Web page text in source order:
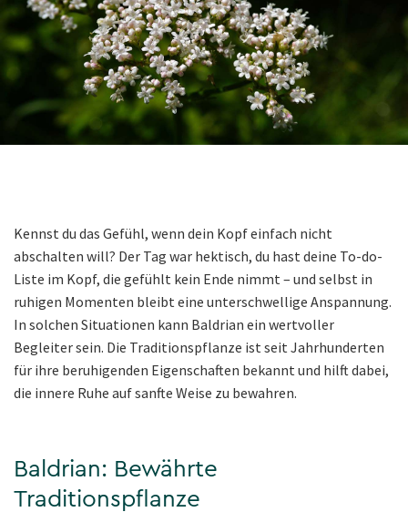
Kennst du das Gefühl, wenn dein Kopf einfach nicht
abschalten will? Der Tag war hektisch, du hast deine To-do-
Liste im Kopf, die gefühlt kein Ende nimmt – und selbst in
ruhigen Momenten bleibt eine unterschwellige Anspannung.
In solchen Situationen kann Baldrian ein wertvoller
Begleiter sein. Die Traditionspflanze ist seit Jahrhunderten
für ihre beruhigenden Eigenschaften bekannt und hilft dabei,
die innere Ruhe auf sanfte Weise zu bewahren.
Baldrian: Bewährte
Traditionspflanze